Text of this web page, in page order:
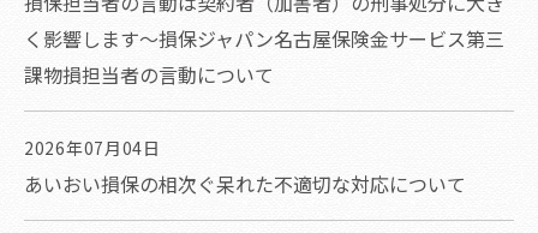
く影響します～損保ジャパン名古屋保険金サービス第三
課物損担当者の言動について
2026年07月04日
あいおい損保の相次ぐ呆れた不適切な対応について